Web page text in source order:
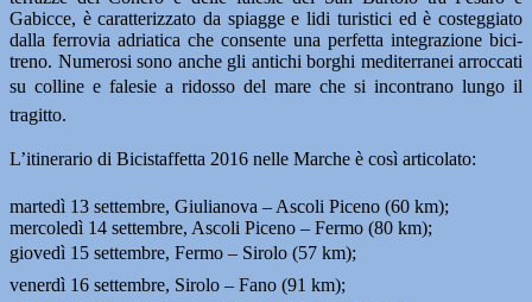
Gabicce, è caratterizzato da spiagge e lidi turistici ed è costeggiato
dalla ferrovia adriatica che consente una perfetta integrazione bici-
treno. Numerosi sono anche gli antichi borghi mediterranei arroccati
su colline e falesie a ridosso del mare che si incontrano lungo il
tragitto.
L’itinerario di Bicistaffetta 2016 nelle Marche è così articolato:
martedì 13 settembre, Giulianova – Ascoli Piceno (60 km);
mercoledì 14 settembre, Ascoli Piceno – Fermo (80 km);
giovedì 15 settembre, Fermo – Sirolo (57 km);
venerdì 16 settembre, Sirolo – Fano (91 km);